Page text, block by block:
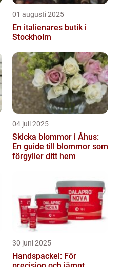
01 augusti 2025
En italienares butik i
Stockholm
04 juli 2025
Skicka blommor i Åhus:
En guide till blommor som
förgyller ditt hem
30 juni 2025
Handspackel: För